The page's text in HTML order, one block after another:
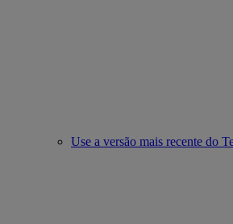
Use a versão mais recente do